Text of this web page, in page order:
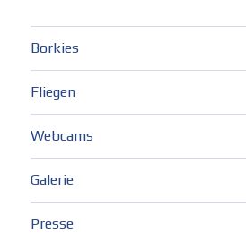
Borkies
Fliegen
Webcams
Galerie
Presse